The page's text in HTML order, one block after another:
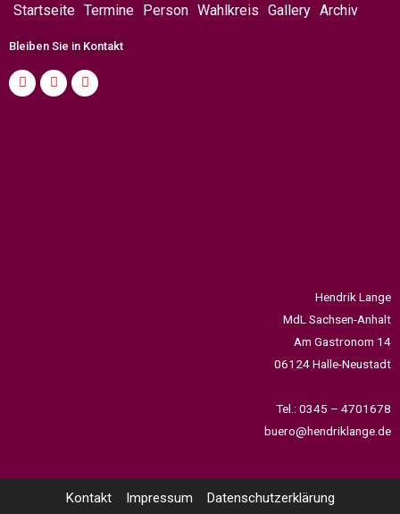
Startseite Termine Person Wahlkreis Gallery Archiv
Bleiben Sie in Kontakt
Hendrik Lange
MdL Sachsen-Anhalt
Am Gastronom 14
06124 Halle-Neustadt
Tel.: 0345 – 4701678
buero@hendriklange.de
Kontakt Impressum Datenschutzerklärung